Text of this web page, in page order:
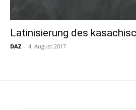
Latinisierung des
DAZ - 4. August 2017